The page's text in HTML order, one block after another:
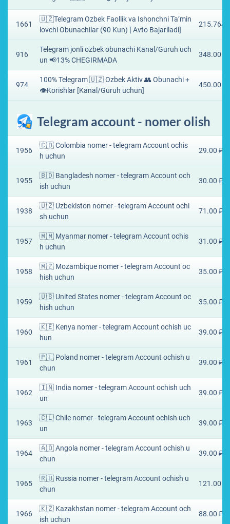
1661
🇺🇿Telegram Ozbek Faollik va Ishonchni Ta’min
lovchi Obunachilar (90 Kun) [ Avto Bajariladi]
916
Telegram jonli ozbek obunachi Kanal/Guruh uch
un 📢13% CHEGIRMADA
348.00 ₽
974
100% Telegram 🇺🇿 Ozbek Aktiv 👥 Obunachi +
👁️Korishlar [Kanal/Guruh uchun]
450.00 ₽
Telegram account - nomer olish
1956
🇨🇴 Colombia nomer - telegram Account ochis
h uchun
29.00 ₽
1955
🇧🇩 Bangladesh nomer - telegram Account och
ish uchun
30.00 ₽
1938
🇺🇿 Uzbekiston nomer - telegram Account ochi
sh uchun
71.00 ₽
1957
🇲🇲 Myanmar nomer - telegram Account ochis
h uchun
31.00 ₽
1958
🇲🇿 Mozambique nomer - telegram Account oc
hish uchun
35.00 ₽
1959
🇺🇸 United States nomer - telegram Account oc
hish uchun
35.00 ₽
1960
🇰🇪 Kenya nomer - telegram Account ochish uc
hun
39.00 ₽
1961
🇵🇱 Poland nomer - telegram Account ochish u
chun
39.00 ₽
1962
🇮🇳 India nomer - telegram Account ochish uch
un
39.00 ₽
1963
🇨🇱 Chile nomer - telegram Account ochish uch
un
39.00 ₽
1964
🇦🇴 Angola nomer - telegram Account ochish u
chun
39.00 ₽
1965
🇷🇺 Russia nomer - telegram Account ochish u
chun
121.00 ₽
1966
🇰🇿 Kazakhstan nomer - telegram Account och
ish uchun
88.00 ₽